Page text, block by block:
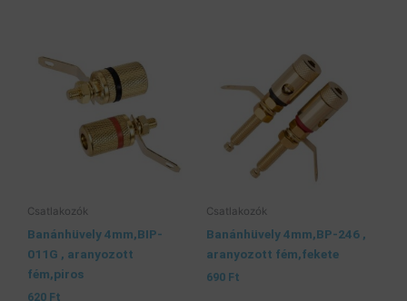
Csatlakozók
Banánhüvely 4mm,BIP-
011G , aranyozott
fém,piros
620 Ft
Csatlakozók
Banánhüvely 4mm,BP-246 ,
aranyozott fém,fekete
690 Ft